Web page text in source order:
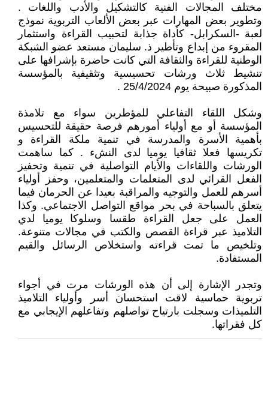
مختلف المجالات الفنية كالتشكيل والأدب واللغات .
وتطوير بعض المهارات عبر بعض الألعاب التربوية نموذج
لعبة -السكرابل- كأداة جذابة لتحبيب القراءة واستثمار
المقروء من إبداع وتأطير ذ. سليمان مستعد عضو الشبكة
الوطنية للقراءة والثقافة التي كانت حاضرة بإشرافها على
تنشيط ثلاث ورشات تحسيسية وتثقيفية بالمؤسسة
المذكورة صبيحة يوم 25/4/2024 .
وشكل اللقاء التفاعلي للمؤطرين سواء مع تلامذة
المؤسسة أو مع أولياء أمورهم فرصة حقيقة للتحسيس
بأهمية الأسرة والمدرسة في تنمية ملكة القراءة و
تكريسها فعلا ثقافيا يوميا لدى النشء . كما ساهمت
الورشات واللقاءات والأيام التواصلية في تنمية وتحفيز
الفعل القرائي لدى المتعلمات والمتعلمين، وحفز أولياء
أسرهم للعمل والتوجيه والمراقبة بعيدا عن الحرمان فيما
يتعلق بالسباحة في بحر مواقع التواصل الاجتماعي. وكذا
العمل على جعل القراءة طقسا وسلوكا يوميا لدي
التلاميذ عبر قراءة القصص والكتب في مجالات متنوعة.
وتلخيص ما تمت قراءته واستخلاص الرسائل والقيم
المستفادة.
وتجدر الإشارة إلى أن هذه الورشات مرت في أجواء
تربوية حماسية لاقت استحسان أسر وأولياء التلاميذ
التلميذات وسجلت بارتياح تواصلهم وتفاعلهم الإيجابي مع
كل فقراتها.